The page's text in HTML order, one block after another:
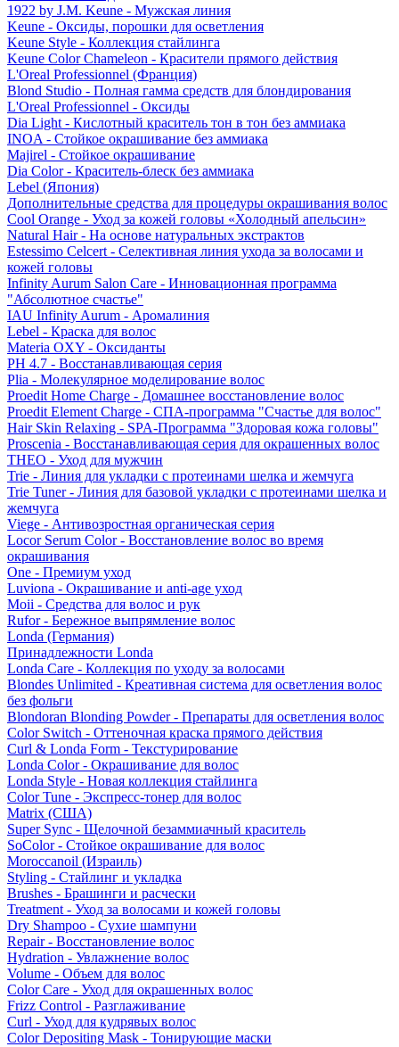
1922 by J.M. Keune - Мужская линия
Keune - Оксиды, порошки для осветления
Keune Style - Коллекция стайлинга
Keune Color Chameleon - Красители прямого действия
L'Oreal Professionnel (Франция)
Blond Studio - Полная гамма средств для блондирования
L'Oreal Professionnel - Оксиды
Dia Light - Кислотный краситель тон в тон без аммиака
INOA - Стойкое окрашивание без аммиака
Majirel - Стойкое окрашивание
Dia Color - Краситель-блеск без аммиака
Lebel (Япония)
Дополнительные средства для процедуры окрашивания волос
Cool Orange - Уход за кожей головы «Холодный апельсин»
Natural Hair - На основе натуральных экстрактов
Estessimo Celcert - Селективная линия ухода за волосами и
кожей головы
Infinity Aurum Salon Care - Инновационная программа
"Абсолютное счастье"
IAU Infinity Aurum - Аромалиния
Lebel - Краска для волос
Materia OXY - Оксиданты
PH 4.7 - Восстанавливающая серия
Plia - Молекулярное моделирование волос
Proedit Home Charge - Домашнее восстановление волос
Proedit Element Charge - СПА-программа "Счастье для волос"
Hair Skin Relaxing - SPA-Программа "Здоровая кожа головы"
Proscenia - Восстанавливающая серия для окрашенных волос
THEO - Уход для мужчин
Trie - Линия для укладки с протеинами шелка и жемчуга
Trie Tuner - Линия для базовой укладки с протеинами шелка и
жемчуга
Viege - Антивозростная органическая серия
Locor Serum Color - Восстановление волос во время
окрашивания
One - Премиум уход
Luviona - Окрашивание и anti-age уход
Moii - Средства для волос и рук
Rufor - Бережное выпрямление волос
Londa (Германия)
Принадлежности Londa
Londa Care - Коллекция по уходу за волосами
Blondes Unlimited - Креативная система для осветления волос
без фольги
Blondoran Blonding Powder - Препараты для осветления волос
Color Switch - Оттеночная краска прямого действия
Curl & Londa Form - Текстурирование
Londa Color - Окрашивание для волос
Londa Style - Новая коллекция стайлинга
Color Tune - Экспресс-тонер для волос
Matrix (США)
Super Sync - Щелочной безаммиачный краситель
SoColor - Стойкое окрашивание для волос
Moroccanoil (Израиль)
Styling - Стайлинг и укладка
Brushes - Брашинги и расчески
Treatment - Уход за волосами и кожей головы
Dry Shampoo - Сухие шампуни
Repair - Восстановление волос
Hydration - Увлажнение волос
Volume - Объем для волос
Color Care - Уход для окрашенных волос
Frizz Control - Разглаживание
Curl - Уход для кудрявых волос
Color Depositing Mask - Тонирующие маски